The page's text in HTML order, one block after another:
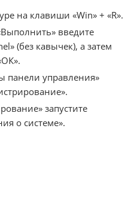
на клавиши «Win» + «R».
введите
(без кавычек), а затем
панели управления»
запустите
о системе».